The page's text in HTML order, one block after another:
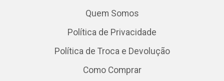
Quem Somos
Política de Privacidade
Política de Troca e Devolução
Como Comprar